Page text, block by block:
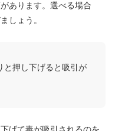
あります。選べる場合
しょう。
と押し下げると吸引が